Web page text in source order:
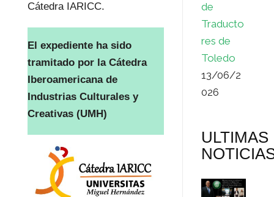
Cátedra IARICC.
El expediente ha sido
tramitado por la Cátedra
Iberoamericana de
Industrias Culturales y
Creativas (UMH)
de
Traducto
res de
Toledo
13/06/2
026
ULTIMAS